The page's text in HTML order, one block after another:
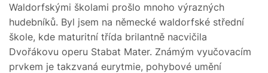
Waldorfskými školami prošlo mnoho výrazných
hudebníků. Byl jsem na německé waldorfské střední
škole, kde maturitní třída brilantně nacvičila
Dvořákovu operu Stabat Mater. Známým vyučovacím
prvkem je takzvaná eurytmie, pohybové umění